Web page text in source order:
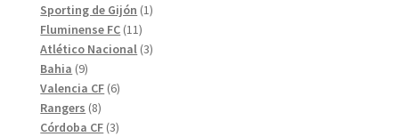
produkter
Sporting de Gijón 11
Fluminense FC 1111
produkter
Atlético Nacional 33
Bahia 99
produkter
Valencia CF 66
Rangers 88
produkter
Córdoba CF 33